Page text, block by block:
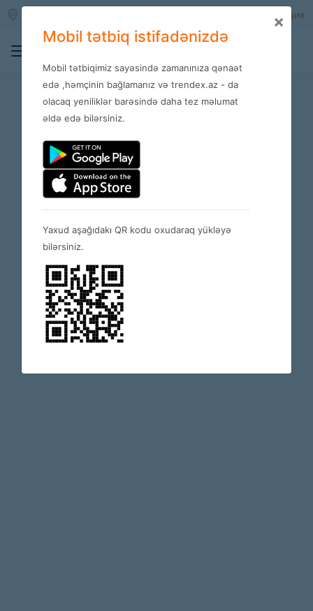
Регистрация
Запрещенные продукты
×
Mobil tətbiq istifadənizdə
Mobil tətbiqimiz sayəsində zamanınıza qənaət
edə ,həmçinin bağlamanız və trendex.az - da
olacaq yeniliklər barəsində daha tez məlumat
əldə edə bilərsiniz.
Yaxud aşağıdakı QR kodu oxudaraq yükləyə
bilərsiniz.